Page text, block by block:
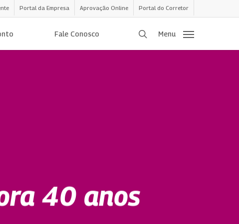
Portal da Empresa Aprovação Online Portal do Corretor
Fale Conosco procurar
Menu
40 anos